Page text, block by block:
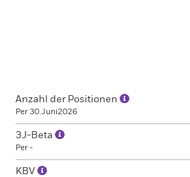
Anzahl der Positionen
Per 30.Juni2026
3J-Beta
Per -
KBV